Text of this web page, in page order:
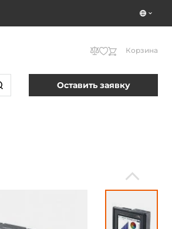
Корзина
Оставить заявку